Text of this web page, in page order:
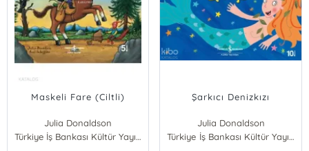
Maskeli Fare (Ciltli)
Julia Donaldson
Türkiye İş Bankası Kültür Yayınları
Şarkıcı Denizkızı
Julia Donaldson
Türkiye İş Bankası Kültür Yayınları